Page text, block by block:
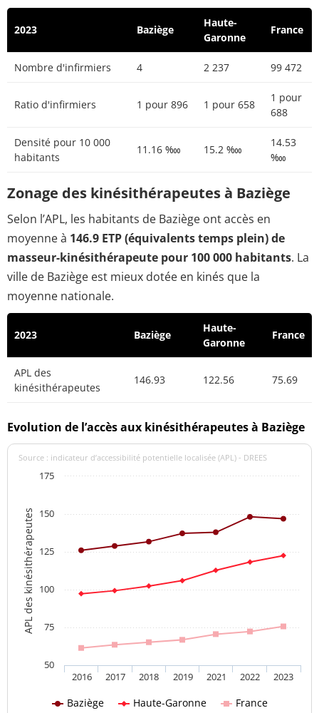
2023 Baziège
Haute-
Garonne
France
Nombre d'infirmiers 4 2 237 99 472
Ratio d'infirmiers 1 pour 896 1 pour 658
1 pour
688
Densité pour 10 000
habitants
11.16 ‱ 15.2 ‱
14.53
‱
Zonage des kinésithérapeutes à Baziège
Selon l’APL, les habitants de Baziège ont accès en
moyenne à 146.9 ETP (équivalents temps plein) de
masseur-kinésithérapeute pour 100 000 habitants. La
ville de Baziège est mieux dotée en kinés que la
moyenne nationale.
2023 Baziège
Haute-
Garonne
France
APL des
kinésithérapeutes
146.93 122.56 75.69
Evolution de l’accès aux kinésithérapeutes à Baziège
APL des kinésithérapeutes
Source : indicateur d’accessibilité potentielle localisée (APL) - DREES
Baziège Haute-Garonne France
2016 2017 2018 2019 2021 2022 2023
50
75
100
125
150
175